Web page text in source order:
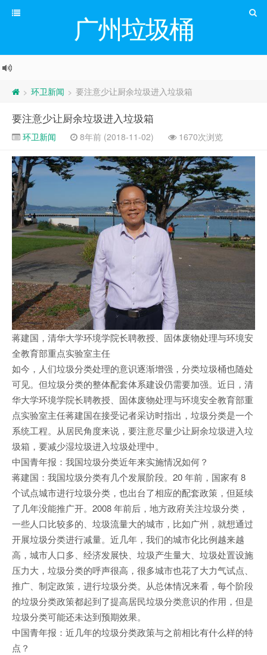
广州垃圾桶
> 环卫新闻 > 要注意少让厨余垃圾进入垃圾箱
要注意少让厨余垃圾进入垃圾箱
环卫新闻 8年前 (2018-11-02) 1670次浏览
蒋建国，清华大学环境学院长聘教授、固体废物处理与环境安
全教育部重点实验室主任
如今，人们垃圾分类处理的意识逐渐增强，分类垃圾桶也随处
可见。但垃圾分类的整体配套体系建设仍需要加强。近日，清
华大学环境学院长聘教授、固体废物处理与环境安全教育部重
点实验室主任蒋建国在接受记者采访时指出，垃圾分类是一个
系统工程。从居民角度来说，要注意尽量少让厨余垃圾进入垃
圾箱，要减少湿垃圾进入垃圾处理中。
中国青年报：我国垃圾分类近年来实施情况如何？
蒋建国：我国垃圾分类有几个发展阶段。20 年前，国家有 8
个试点城市进行垃圾分类，也出台了相应的配套政策，但延续
了几年没能推广开。2008 年前后，地方政府关注垃圾分类，
一些人口比较多的、垃圾流量大的城市，比如广州，就想通过
开展垃圾分类进行减量。近几年，我们的城市化比例越来越
高，城市人口多、经济发展快、垃圾产生量大、垃圾处置设施
压力大，垃圾分类的呼声很高，很多城市也花了大力气试点、
推广、制定政策，进行垃圾分类。从总体情况来看，每个阶段
的垃圾分类政策都起到了提高居民垃圾分类意识的作用，但是
垃圾分类可能还未达到预期效果。
中国青年报：近几年的垃圾分类政策与之前相比有什么样的特
点？